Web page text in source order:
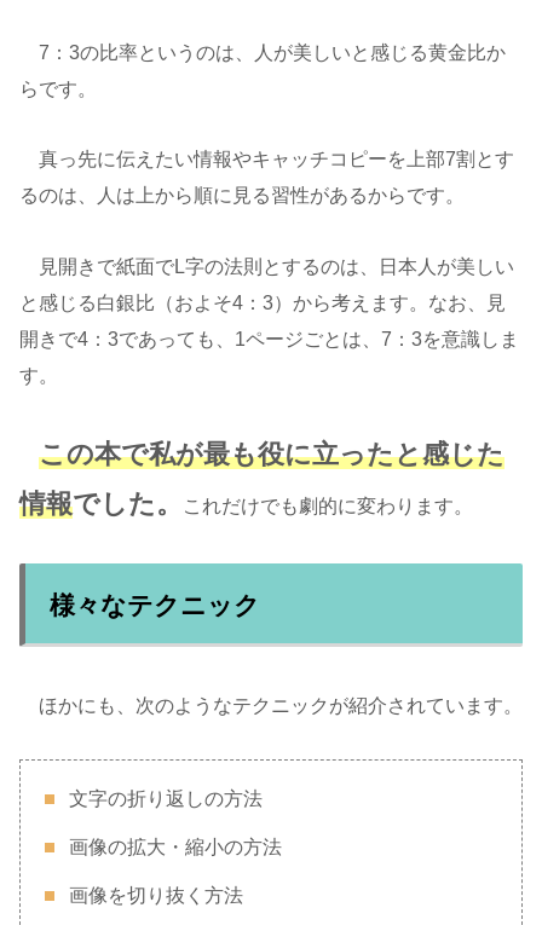
7：3の比率というのは、人が美しいと感じる黄金比か
らです。
真っ先に伝えたい情報やキャッチコピーを上部7割とす
るのは、人は上から順に見る習性があるからです。
見開きで紙面でL字の法則とするのは、日本人が美しい
と感じる白銀比（およそ4：3）から考えます。なお、見
開きで4：3であっても、1ページごとは、7：3を意識しま
す。
この本で私が最も役に立ったと感じた
情報でした。 これだけでも劇的に変わります。
様々なテクニック
ほかにも、次のようなテクニックが紹介されています。
文字の折り返しの方法
画像の拡大・縮小の方法
画像を切り抜く方法